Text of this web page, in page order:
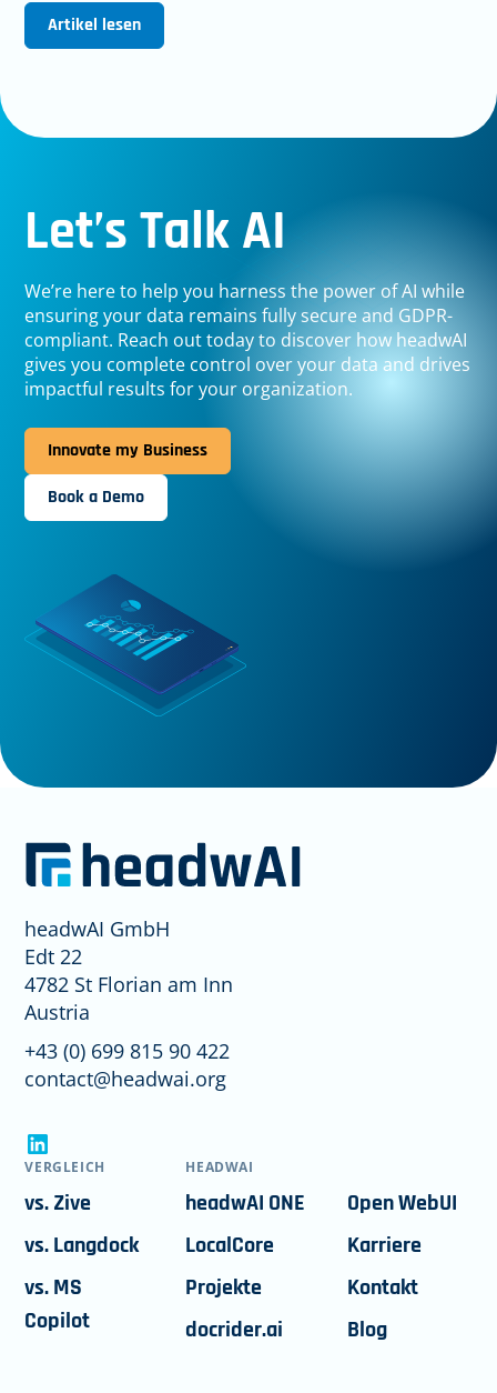
Artikel lesen
Let’s Talk AI
We’re here to help you harness the power of AI while
ensuring your data remains fully secure and GDPR-
compliant. Reach out today to discover how headwAI
gives you complete control over your data and drives
impactful results for your organization.
Innovate my Business
Book a Demo
headwAI GmbH
Edt 22
4782 St Florian am Inn
Austria
+43 (0) 699 815 90 422
contact@headwai.org
VERGLEICH
vs. Zive
vs. Langdock
vs. MS
Copilot
HEADWAI
headwAI ONE
LocalCore
Projekte
docrider.ai
Open WebUI
Karriere
Kontakt
Blog